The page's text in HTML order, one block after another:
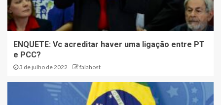
ENQUETE: Vc acreditar haver uma ligação entre PT
e PCC?
3 de julho de 2022 falahost